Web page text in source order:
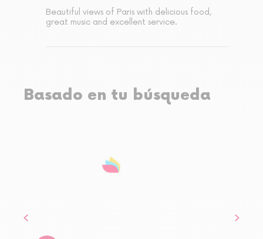
Beautiful views of Paris with delicious food,
great music and excellent service.
Basado en tu búsqueda